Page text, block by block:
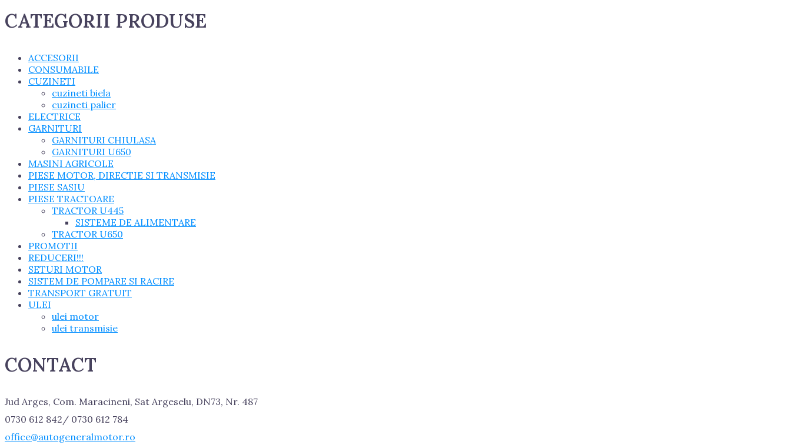
CATEGORII PRODUSE
ACCESORII
CONSUMABILE
CUZINETI
cuzineti biela
cuzineti palier
ELECTRICE
GARNITURI
GARNITURI CHIULASA
GARNITURI U650
MASINI AGRICOLE
PIESE MOTOR, DIRECTIE SI TRANSMISIE
PIESE SASIU
PIESE TRACTOARE
TRACTOR U445
SISTEME DE ALIMENTARE
TRACTOR U650
PROMOTII
REDUCERI!!!
SETURI MOTOR
SISTEM DE POMPARE SI RACIRE
TRANSPORT GRATUIT
ULEI
ulei motor
ulei transmisie
CONTACT
Jud Arges, Com. Maracineni, Sat Argeselu, DN73, Nr. 487
0730 612 842/ 0730 612 784
office@autogeneralmotor.ro